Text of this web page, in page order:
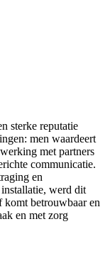
sterke reputatie
men waardeert
met partners
communicatie.
en
werd dit
betrouwbaar en
en met zorg